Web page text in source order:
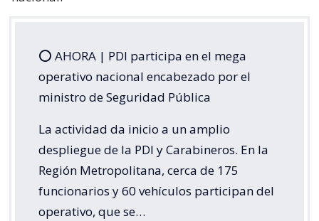
⭕️ AHORA | PDI participa en el mega
operativo nacional encabezado por el
ministro de Seguridad Pública
La actividad da inicio a un amplio
despliegue de la PDI y Carabineros. En la
Región Metropolitana, cerca de 175
funcionarios y 60 vehículos participan del
operativo, que se…